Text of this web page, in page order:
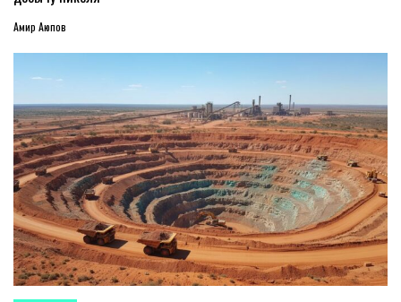
Амир Аюпов